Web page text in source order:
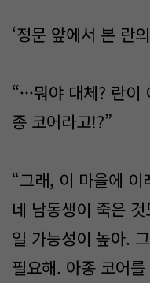
‘정문 앞에서 본 란
“···뭐야 대체? 란
종 코어라고!?”
“그래, 이 마을에 이
네 남동생이 죽은
일 가능성이 높아.
필요해. 아종 코어